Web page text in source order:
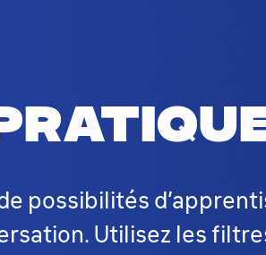
possibilités
Utilisez les